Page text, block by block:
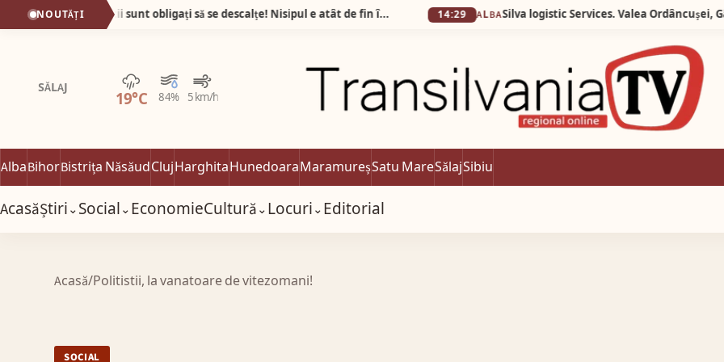
NOUTĂȚI Plaja din Tunisia unde turiștii sunt obligați să se descalțe! Nisipul e atât de fin încât pare cernut prin sită! 14:29 ALBA
SĂLAJ
19°C 84% 5 km/h
Averse
AlbaBihorBistrița NăsăudClujHarghitaHunedoaraMaramureșSatu MareSălajSibiu
AcasăȘtiri⌄Social⌄EconomieCultură⌄Locuri⌄Editorial
Acasă/Politistii, la vanatoare de vitezomani!
SOCIAL